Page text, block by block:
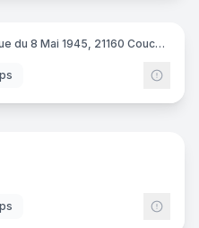
Route Départementale 974, Rue du 8 Mai 1945, 21160 Couchey
16